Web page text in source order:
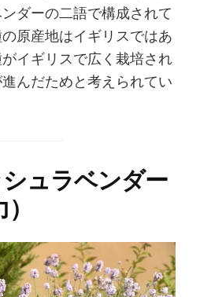
ダーの二語で構成されて
原産地はイギリスではあ
イギリスで広く栽培され
んだためと考えられてい
ュラベンダー